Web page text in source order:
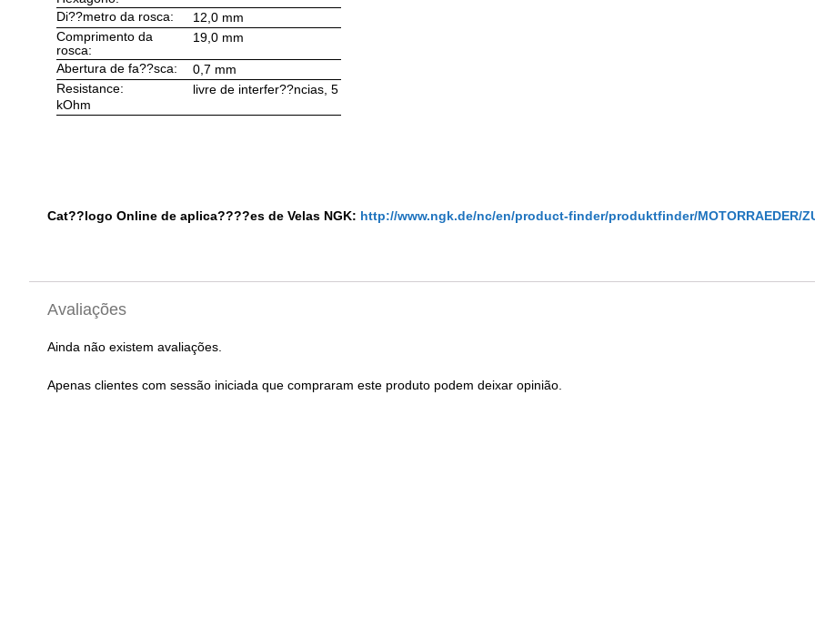
Di??metro da rosca:
12,0 mm
Comprimento da
rosca:
19,0 mm
Abertura de fa??sca:
0,7 mm
Resistance:
livre de interfer??ncias, 5
kOhm
Cat??logo Online de aplica????es de Velas NGK: http://www.ngk.de/nc/en/product-finder/produktfinder/MOTORRAEDER/
Avaliações
Ainda não existem avaliações.
Apenas clientes com sessão iniciada que compraram este produto podem deixar opinião.